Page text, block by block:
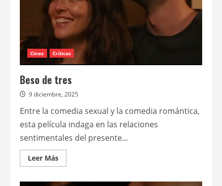
Cines Críticas
Beso de tres
9 diciembre, 2025
Entre la comedia sexual y la comedia romántica,
esta película indaga en las relaciones
sentimentales del presente...
Leer MásLeer
más